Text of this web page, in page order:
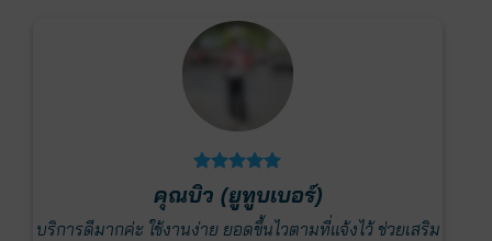
คุณบิว (ยูทูบเบอร์)
บริการดีมากค่ะ ใช้งานง่าย ยอดขึ้นไวตามที่แจ้งไว้ ช่วยเสริม